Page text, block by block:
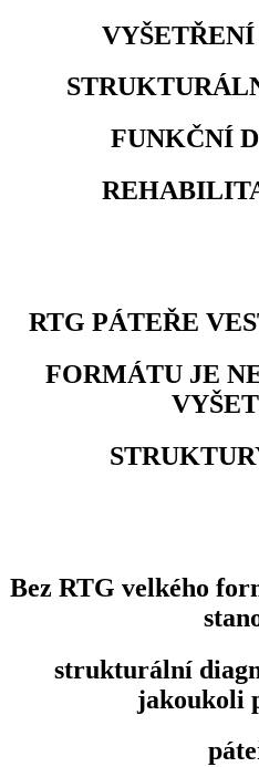
FUNKČNÍ
RTG PÁTEŘE
FORMÁTU JE
Bez RTG velkého
strukturální
jakoukoli